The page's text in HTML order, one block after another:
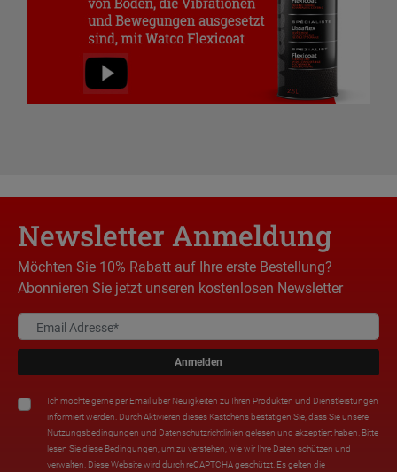
Newsletter Anmeldung
Möchten Sie 10% Rabatt auf Ihre erste Bestellung?
Abonnieren Sie jetzt unseren kostenlosen Newsletter
Anmelden
Ich möchte gerne per Email über Neuigkeiten zu Ihren Produkten und Dienstleistungen
informiert werden. Durch Aktivieren dieses Kästchens bestätigen Sie, dass Sie unsere
Nutzungsbedingungen und Datenschutzrichtlinien gelesen und akzeptiert haben. Bitte
lesen Sie diese Bedingungen, um zu verstehen, wie wir Ihre Daten schützen und
verwalten. Diese Website wird durch reCAPTCHA geschützt. Es gelten die